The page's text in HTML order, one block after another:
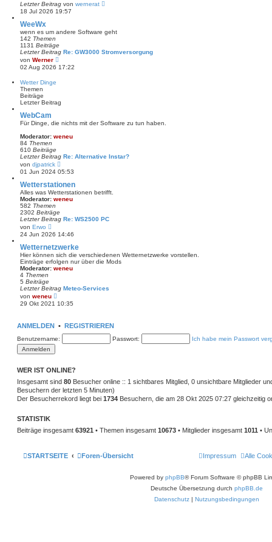
e
i
a
Letzter Beitrag von wernerat
t
r
B
18 Jul 2026 19:57
WeeWx
wenn es um andere Software geht
142 Themen
1131 Beiträge
Letzter Beitrag Re: GW3000 Stromversorgung
von Werner
e
u
r
i
r
02 Aug 2026 17:22
Wetter Dinge
Themen
Beiträge
Letzter Beitrag
WebCam
Für Dinge, die nichts mit der Software zu tun haben.
Moderator: weneu
84 Themen
610 Beiträge
Letzter Beitrag Re: Alternative Instar?
von djpatrick
e
u
e
s
t
e
B
e
t
a
g
01 Jun 2024 05:53
Wetterstationen
Alles was Wetterstationen betrifft.
Moderator: weneu
582 Themen
2302 Beiträge
Letzter Beitrag Re: WS2500 PC
von Erwo
e
u
e
s
t
e
r
i
t
r
24 Jun 2026 14:46
Wetternetzwerke
Hier können sich die verschiedenen Wetternetzwerke vorstellen.
Einträge erfolgen nur über die Mods
Moderator: weneu
4 Themen
5 Beiträge
Letzter Beitrag Meteo-Services
von weneu
e
u
r
t
r
a
g
29 Okt 2021 10:35
ANMELDEN • REGISTRIEREN
Benutzername: Passwort: Ich habe mein Passwort
WER IST ONLINE?
Insgesamt sind 80 Besucher online :: 1 sichtbares Mitglied, 0 unsichtbare Mitglieder
Besuchern der letzten 5 Minuten)
Der Besucherrekord liegt bei 1734 Besuchern, die am 28 Okt 2025 07:27 gleichzeitig
STATISTIK
Beiträge insgesamt 63921 • Themen insgesamt 10673 • Mitglieder insgesamt 1011 •
STARTSEITE Foren-Übersicht Alle
Impressum
Powered by phpBB® Forum Software © phpBB
Deutsche Übersetzung durch phpBB.de
Datenschutz | Nutzungsbedingungen